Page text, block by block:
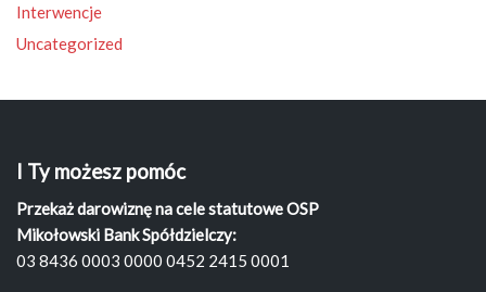
Interwencje
Uncategorized
I Ty możesz pomóc
Przekaż darowiznę na cele statutowe OSP
Mikołowski Bank Spółdzielczy:
03 8436 0003 0000 0452 2415 0001